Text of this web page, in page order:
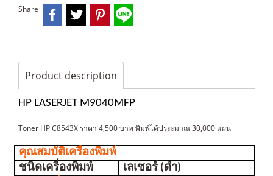
Share
Product description
HP LASERJET M9040MFP
Toner HP C8543X ราคา 4,500 บาท พิมพ์ได้ประะมาณ 30,000 แผ่น
คุณสมบัติเครื่องพิมพ์
ชนิดเครื่องพิมพ์
เลเซอร์ (ดำ)